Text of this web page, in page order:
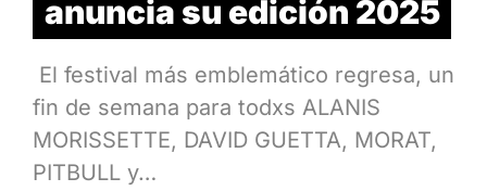
anuncia su edición 2025
El festival más emblemático regresa, un
fin de semana para todxs ALANIS
MORISSETTE, DAVID GUETTA, MORAT,
PITBULL y…